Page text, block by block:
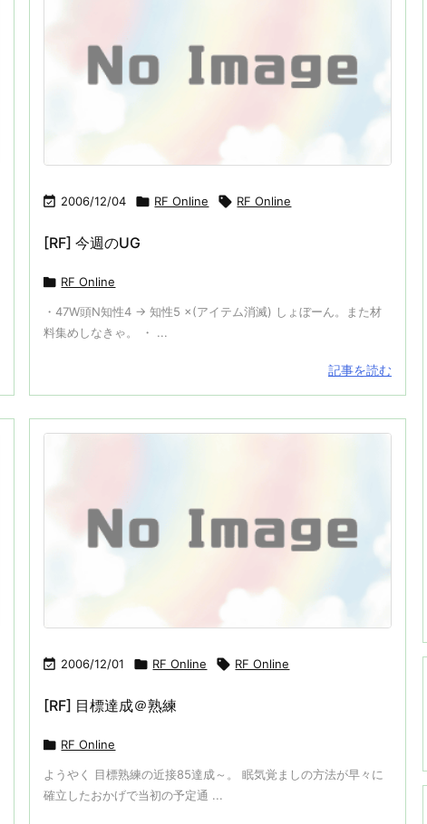
 2006/12/04  RF Online  RF Online
[RF] 今週のUG
 RF Online
・47W頭N知性4 → 知性5 ×(アイテム消滅) しょぼーん。また材
料集めしなきゃ。 ・ ...
記事を読む
 2006/12/01  RF Online  RF Online
[RF] 目標達成＠熟練
 RF Online
ようやく 目標熟練の近接85達成～。 眠気覚ましの方法が早々に
確立したおかげで当初の予定通 ...